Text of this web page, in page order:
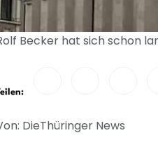
Becker hat sich schon
DieThüringer News